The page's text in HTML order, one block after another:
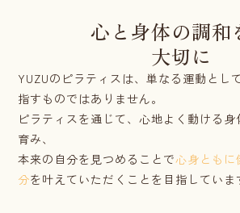
心と身体の調和
大切に
YUZUのピラティスは、単なる運動とし
指すものではありません。
ピラティスを通じて、心地よく動ける
育み、
本来の自分を見つめることで心身ともに
分を叶えていただくことを目指していま